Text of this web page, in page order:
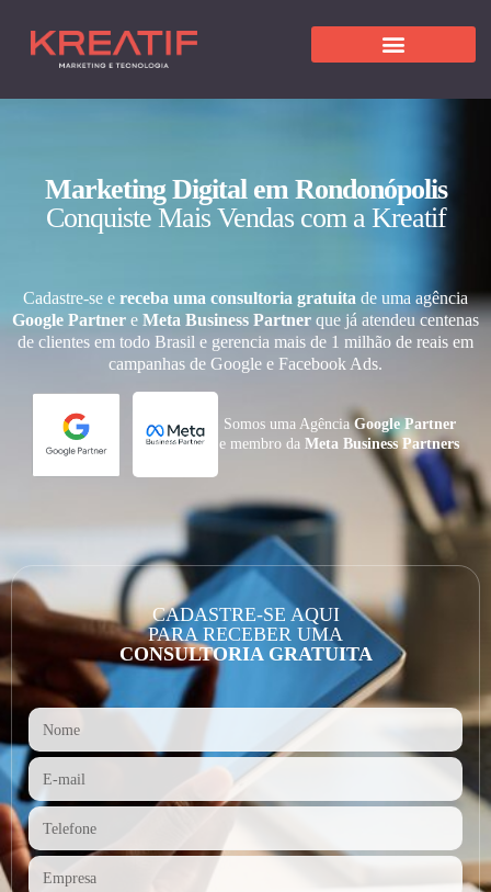
Marketing Digital em Rondonópolis
Conquiste Mais Vendas com a Kreatif
Cadastre-se e receba uma consultoria gratuita de uma agência
Google Partner e Meta Business Partner que já atendeu centenas
de clientes em todo Brasil e gerencia mais de 1 milhão de reais em
campanhas de Google e Facebook Ads.
Somos uma AgênciaGoogle Partner
e membro daMeta Business Partners
CADASTRE-SE AQUI
PARA RECEBER UMA
CONSULTORIA GRATUITA